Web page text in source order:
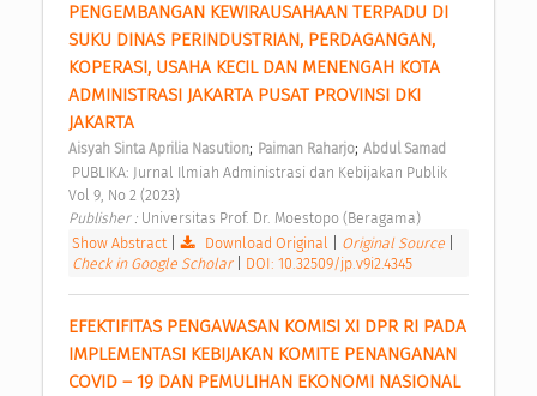
PENGEMBANGAN KEWIRAUSAHAAN TERPADU DI
SUKU DINAS PERINDUSTRIAN, PERDAGANGAN,
KOPERASI, USAHA KECIL DAN MENENGAH KOTA
ADMINISTRASI JAKARTA PUSAT PROVINSI DKI
JAKARTA
Aisyah Sinta Aprilia Nasution; Paiman Raharjo; Abdul Samad
Vol 9, No 2 (2023)
Publisher : Universitas Prof. Dr. Moestopo (Beragama)
Show Abstract
Download Original Original Source
Check in Google Scholar
DOI: 10.32509/jp.v9i2.4345
EFEKTIFITAS PENGAWASAN KOMISI XI DPR RI PADA
IMPLEMENTASI KEBIJAKAN KOMITE PENANGANAN
COVID – 19 DAN PEMULIHAN EKONOMI NASIONAL